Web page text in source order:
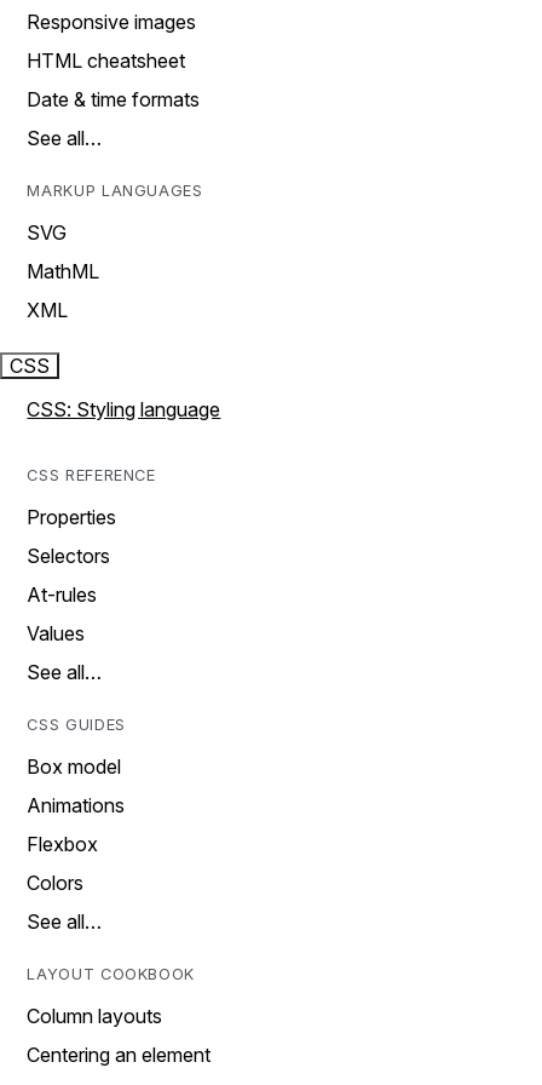
Responsive images
HTML cheatsheet
Date & time formats
See all…
MARKUP LANGUAGES
SVG
MathML
XML
CSS
CSS: Styling language
CSS REFERENCE
Properties
Selectors
At-rules
Values
See all…
CSS GUIDES
Box model
Animations
Flexbox
Colors
See all…
LAYOUT COOKBOOK
Column layouts
Centering an element